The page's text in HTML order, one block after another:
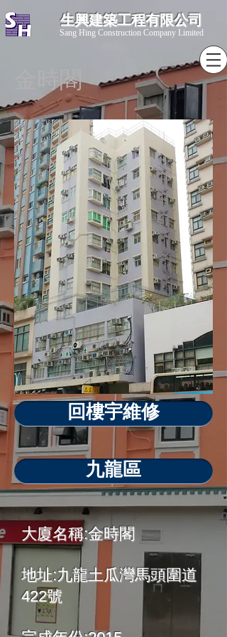
生興建築工程有限公司
​Sang Hing Construction Company Limited
金時閣
大廈名稱:金時閣
地址:九龍土瓜灣馬頭圍道
422號
回樓宇維修
九龍區